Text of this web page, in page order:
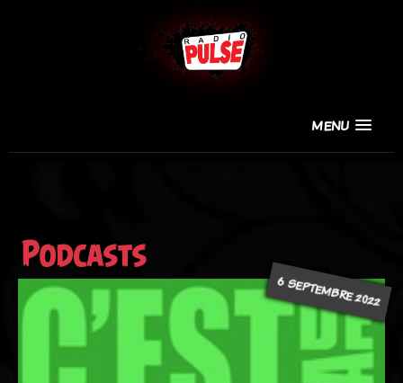
MENU
Podcasts
6 SEPTEMBRE 2022